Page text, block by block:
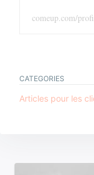
comeup.com/
CATEGORIES
Articles pour les
TAGS
swot